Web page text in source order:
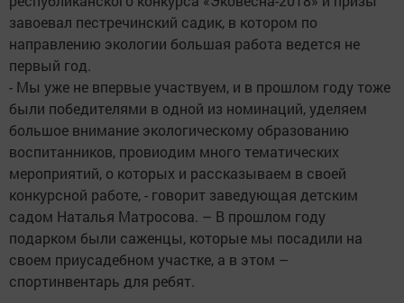
завоевал пестречинский садик, в котором по
направлению экологии большая работа ведется не
первый год.
- Мы уже не впервые участвуем, и в прошлом году тоже
были победителями в одной из номинаций, уделяем
большое внимание экологическому образованию
воспитанников, провиодим много тематических
мероприятий, о которых и рассказываем в своей
конкурсной работе, - говорит заведующая детским
садом Наталья Матросова. – В прошлом году
подарком были саженцы, которые мы посадили на
своем приусадебном участке, а в этом –
спортинвентарь для ребят.